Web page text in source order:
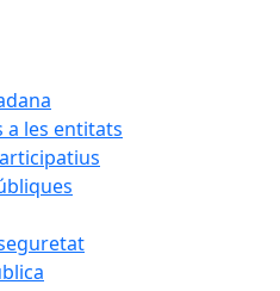
a les entitats